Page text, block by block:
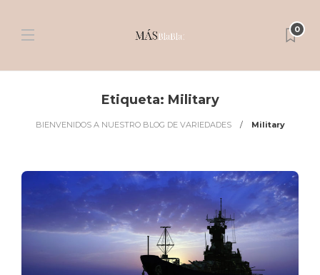
0
Etiqueta: Military
BIENVENIDOS A NUESTRO BLOG DE VARIEDADES Military